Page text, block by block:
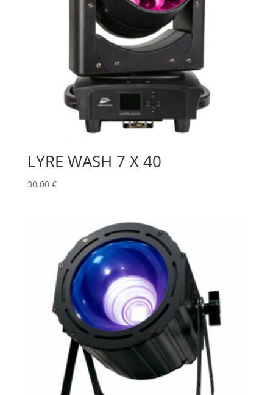
LYRE WASH 7 X 40
30,00 €